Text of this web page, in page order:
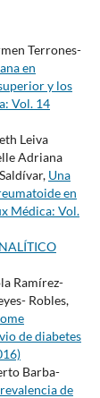
Terrones-
en
y los
Vol. 14
Leiva
Adriana
Una
en
Médica: Vol.
Ramírez-
Robles,
de diabetes
Barba-
de